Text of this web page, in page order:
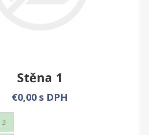
Stěna 1
€0,00 s DPH
3